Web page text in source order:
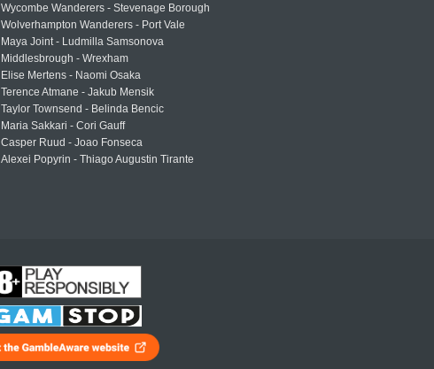
Wycombe Wanderers - Stevenage Borough
Wolverhampton Wanderers - Port Vale
Maya Joint - Ludmilla Samsonova
Middlesbrough - Wrexham
Elise Mertens - Naomi Osaka
Terence Atmane - Jakub Mensik
Taylor Townsend - Belinda Bencic
Maria Sakkari - Cori Gauff
Casper Ruud - Joao Fonseca
Alexei Popyrin - Thiago Augustin Tirante